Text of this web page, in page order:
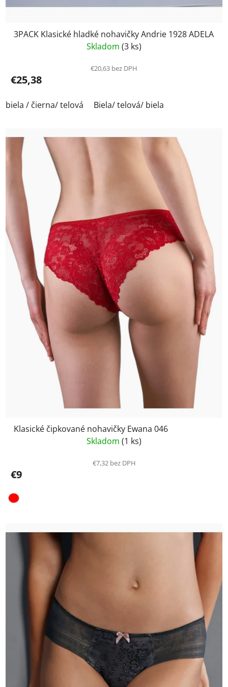
3PACK Klasické hladké nohavičky Andrie 1928 ADELA
Skladom (3 ks)
€20,63 bez DPH
€25,38
biela / čierna/ telová Biela/ telová/ biela
Klasické čipkované nohavičky Ewana 046
Skladom (1 ks)
€7,32 bez DPH
€9